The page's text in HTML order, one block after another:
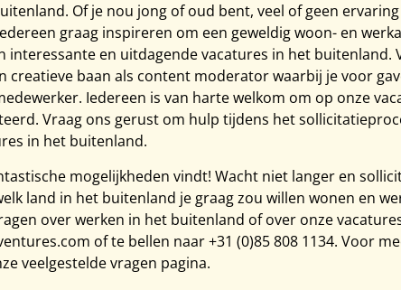
Of je nou jong of oud bent, veel of geen
graag inspireren om een geweldig woon- en
en uitdagende vacatures in het buitenland.
baan als content moderator waarbij je voor
Iedereen is van harte welkom om op onze
Vraag ons gerust om hulp tijdens het
in het buitenland.
mogelijkheden vindt! Wacht niet langer en
land in het buitenland je graag zou willen wonen en
over werken in het buitenland of over onze
of te bellen naar +31 (0)85 808 1134. Voor
veelgestelde vragen pagina.